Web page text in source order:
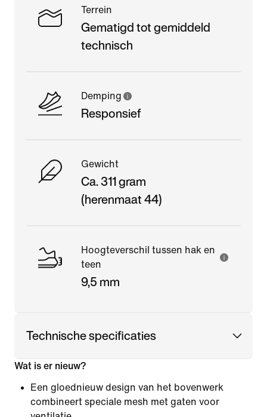
Terrein
Gematigd tot gemiddeld
technisch
Demping
Responsief
Gewicht
Ca. 311 gram
(herenmaat 44)
Hoogteverschil tussen hak en
teen
9,5 mm
Technische specificaties
Wat is er nieuw?
Een gloednieuw design van het bovenwerk
combineert speciale mesh met gaten voor